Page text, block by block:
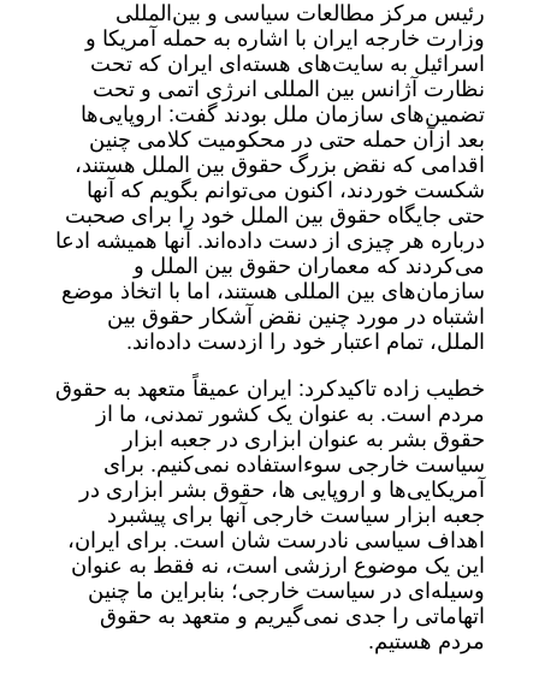
رئیس مرکز مطالعات سیاسی و بین‌المللی
وزارت خارجه ایران با اشاره به حمله آمریکا و
اسرائیل به سایت‌های هسته‌ای ایران که تحت
نظارت آژانس بین المللی انرژی اتمی و تحت
تضمین‌های سازمان ملل بودند گفت: اروپایی‌ها
بعد ازآن حمله حتی در محکومیت کلامی چنین
اقدامی که نقض بزرگ حقوق بین الملل هستند،
شکست خوردند، اکنون می‌توانم بگویم که آنها
حتی جایگاه حقوق بین الملل خود را برای صحبت
درباره هر چیزی از دست داده‌اند. آنها همیشه ادعا
می‌کردند که معماران حقوق بین الملل و
سازمان‌های بین المللی هستند، اما با اتخاذ موضع
اشتباه در مورد چنین نقض آشکار حقوق بین
الملل، تمام اعتبار خود را ازدست داده‌اند.
خطیب زاده تاکیدکرد: ایران عمیقاً متعهد به حقوق
مردم است. به عنوان یک کشور تمدنی، ما از
حقوق بشر به عنوان ابزاری در جعبه ابزار
سیاست خارجی سوءاستفاده نمی‌کنیم. برای
آمریکایی‌ها و اروپایی ها، حقوق بشر ابزاری در
جعبه ابزار سیاست خارجی آنها برای پیشبرد
اهداف سیاسی نادرست شان است. برای ایران،
این یک موضوع ارزشی است، نه فقط به عنوان
وسیله‌ای در سیاست خارجی؛ بنابراین ما چنین
اتهاماتی را جدی نمی‌گیریم و متعهد به حقوق
مردم هستیم.